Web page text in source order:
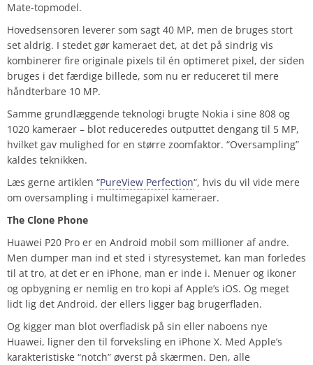
Mate-topmodel.
Hovedsensoren leverer som sagt 40 MP, men de bruges stort
set aldrig. I stedet gør kameraet det, at det på sindrig vis
kombinerer fire originale pixels til én optimeret pixel, der siden
bruges i det færdige billede, som nu er reduceret til mere
håndterbare 10 MP.
Samme grundlæggende teknologi brugte Nokia i sine 808 og
1020 kameraer – blot reduceredes outputtet dengang til 5 MP,
hvilket gav mulighed for en større zoomfaktor. “Oversampling”
kaldes teknikken.
Læs gerne artiklen “PureView Perfection“, hvis du vil vide mere
om oversampling i multimegapixel kameraer.
The Clone Phone
Huawei P20 Pro er en Android mobil som millioner af andre.
Men dumper man ind et sted i styresystemet, kan man forledes
til at tro, at det er en iPhone, man er inde i. Menuer og ikoner
og opbygning er nemlig en tro kopi af Apple’s iOS. Og meget
lidt lig det Android, der ellers ligger bag brugerfladen.
Og kigger man blot overfladisk på sin eller naboens nye
Huawei, ligner den til forveksling en iPhone X. Med Apple’s
karakteristiske “notch” øverst på skærmen. Den, alle